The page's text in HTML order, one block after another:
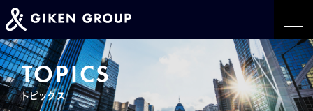
ホーム
事業紹介
TOPICS
トピックス